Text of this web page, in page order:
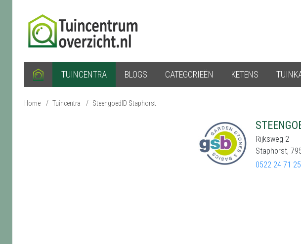
TUINCENTRA BLOGS CATEGORIEËN KETENS
Home / Tuincentra / SteengoedID Staphorst
Rijksweg 2
Staphorst,
0522 24 71 25